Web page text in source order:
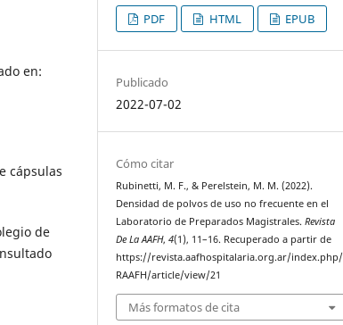
en:
cápsulas
de
PDF HTML EPUB
Publicado
2022-07-02
Cómo citar
Rubinetti, M. F., & Perelstein, M. M. (2022).
Densidad de polvos de uso no frecuente en el
Laboratorio de Preparados Magistrales.Revista
De La AAFH,4(1), 11–16. Recuperado a partir de
https://revista.aafhospitalaria.org.ar/index.php/
RAAFH/article/view/21
Más formatos de cita